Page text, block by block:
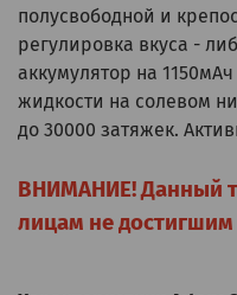
полусвободной и
регулировка вкуса -
аккумулятор на
жидкости на солевом
до 30000 затяжек.
ВНИМАНИЕ! Данный
лицам не достигшим